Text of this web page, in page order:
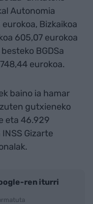
Autonomia
Bizkaikoa
605,07 eurokoa
BGDSa
eurokoa.
baino ia hamar
gutxieneko
eta 46.929
Gizarte
ren iturri